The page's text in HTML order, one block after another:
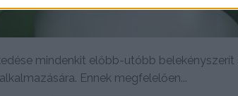
mindenkit előbb-utóbb belekényszerít
Ennek megfelelően...